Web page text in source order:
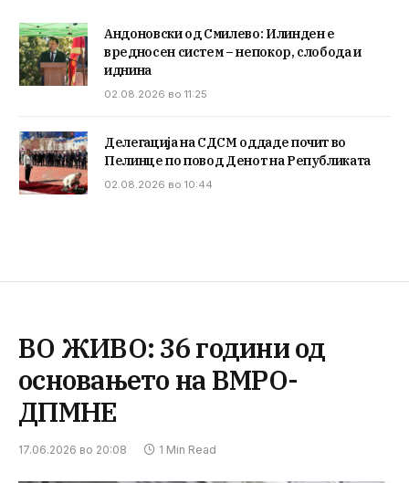
Андоновски од Смилево: Илинден е
вредносен систем – непокор, слобода и
иднина
02.08.2026 во 11:25
Делегација на СДСМ оддаде почит во
Пелинце по повод Денот на Републиката
02.08.2026 во 10:44
ВО ЖИВО: 36 години од
основањето на ВМРО-
ДПМНЕ
17.06.2026 во 20:08 1 Min Read